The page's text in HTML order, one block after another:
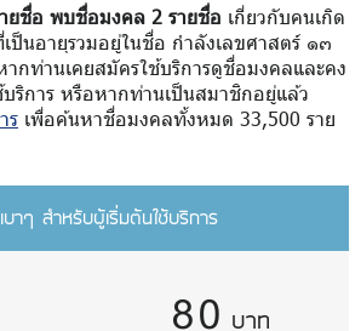
ยชื่อ พบชื่อมงคล 2 รายชื่อ เกี่ยวกับคนเกิด
นอายุรวมอยู่ในชื่อ กำลังเลขศาสตร์ ๑๓
กท่านเคยสมัครใช้บริการดูชื่อมงคลและคง
ริการ หรือหากท่านเป็นสมาชิกอยู่แล้ว
ร เพื่อค้นหาชื่อมงคลทั้งหมด 33,500 ราย
บาๆ สำหรับผู้เริ่มต้นใช้บริการ
80 บาท